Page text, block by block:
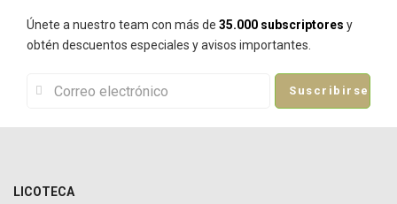
Únete a nuestro team con más de 35.000 subscriptores y
obtén descuentos especiales y avisos importantes.
Suscribirse
LICOTECA